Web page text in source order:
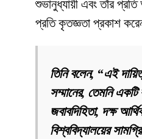
শুভানুধ্যায়ী এবং তাঁর
প্রতি কৃতজ্ঞতা প্রকাশ
তিনি বলেন, “এই
সম্মানের, তেমনি
জবাবদিহিতা, দক্ষ
বিশ্ববিদ্যালয়ের